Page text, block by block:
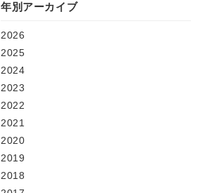
年別アーカイブ
2026
2025
2024
2023
2022
2021
2020
2019
2018